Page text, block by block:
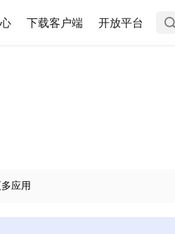
下载客户端 开放平台
应用